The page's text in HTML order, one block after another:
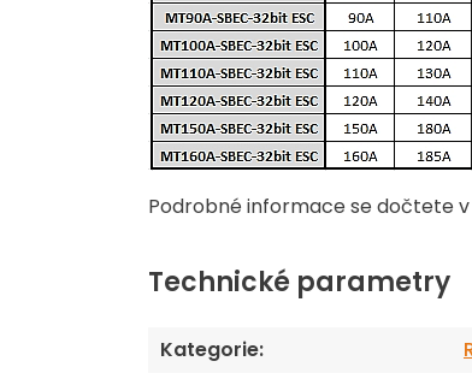
Podrobné informace se dočtete v
Technické parametry
Kategorie: